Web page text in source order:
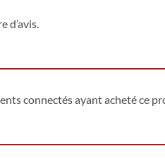
d’avis.
connectés ayant acheté ce